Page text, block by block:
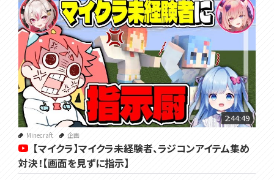
2:44:49
Minecraft 企画
【マイクラ】マイクラ未経験者、ラジコンアイテム集め
対決！【画面を見ずに指示】